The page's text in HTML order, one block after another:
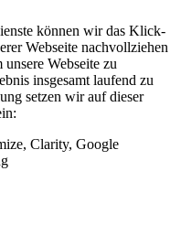
können wir das Klick-
Webseite nachvollziehen
Webseite zu
insgesamt laufend zu
setzen wir auf dieser
Clarity, Google